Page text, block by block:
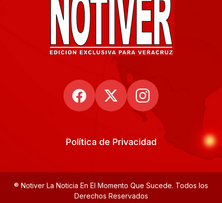
Política de Privacidad
® Notiver La Noticia En El Momento Que Sucede. Todos los
Derechos Reservados